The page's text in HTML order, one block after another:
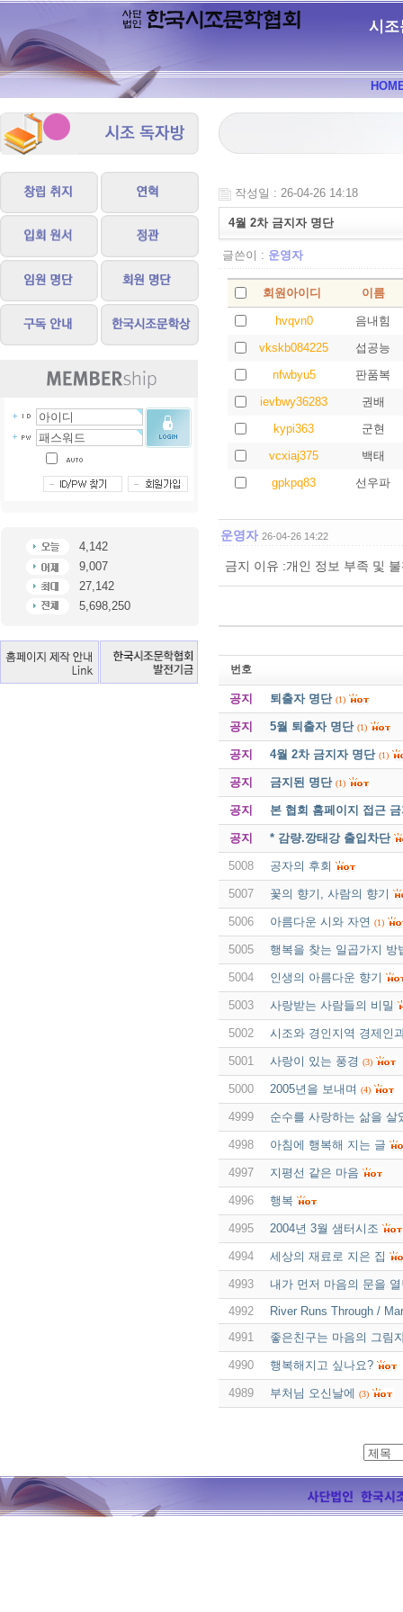
시조
4,142
9,007
27,142
5,698,250
작성일 : 26-04-26 14:18
4월 2차 금지자 명단
글쓴이 : 운영자
회원아이디 이름
hvqvn0
음내힘
vkskb084225
섭공능
nfwbyu5
판품복
ievbwy36283
권배
kypi363
군현
vcxiaj375
백태
gpkpq83
선우파
운영자 26-04-26 14:22
금지 이유 :개인 정보 부족 및
번호
공지 퇴출자 명단 (1)
공지 5월 퇴출자 명단 (1)
공지 4월 2차 금지자 명단 (1)
공지 금지된 명단 (1)
공지 본 협회 홈페이지 접근
공지 * 감량.깡태강 출입차단
5008 공자의 후회
5007 꽃의 향기, 사람의 향기
5006 아름다운 시와 자연 (1)
5005 행복을 찾는 일곱가지 방
5004 인생의 아름다운 향기
5003 사랑받는 사람들의 비밀
5002 시조와 경인지역 경제인
5001 사랑이 있는 풍경 (3)
5000 2005년을 보내며 (4)
4999 순수를 사랑하는 삶을 살
4998 아침에 행복해 지는 글
4997 지평선 같은 마음
4996 행복
4995 2004년 3월 샘터시조
4994 세상의 재료로 지은 집
4993
내가 먼저 마음의 문을 열
4992
River Runs Through /
4991
좋은친구는 마음의 그림
4990 행복해지고 싶나요?
4989 부처님 오신날에 (3)